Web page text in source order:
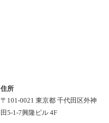
住所
〒 101-0021 東京都 千代田区外神
田5-1-7興隆ビル 4F